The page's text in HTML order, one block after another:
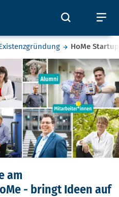
Öffnet
HoMe
am
- bringt Ideen auf